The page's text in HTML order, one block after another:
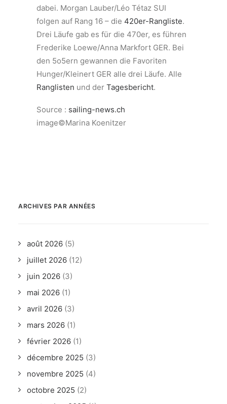
dabei. Morgan Lauber/Léo Tétaz SUI
folgen auf Rang 16 – die 420er-Rangliste.
Drei Läufe gab es für die 470er, es führen
Frederike Loewe/Anna Markfort GER. Bei
den 5o5ern gewannen die Favoriten
Hunger/Kleinert GER alle drei Läufe. Alle
Ranglisten und der Tagesbericht.
Source : sailing-news.ch
image©Marina Koenitzer
ARCHIVES PAR ANNÉES
août 2026 (5)
juillet 2026 (12)
juin 2026 (3)
mai 2026 (1)
avril 2026 (3)
mars 2026 (1)
février 2026 (1)
décembre 2025 (3)
novembre 2025 (4)
octobre 2025 (2)